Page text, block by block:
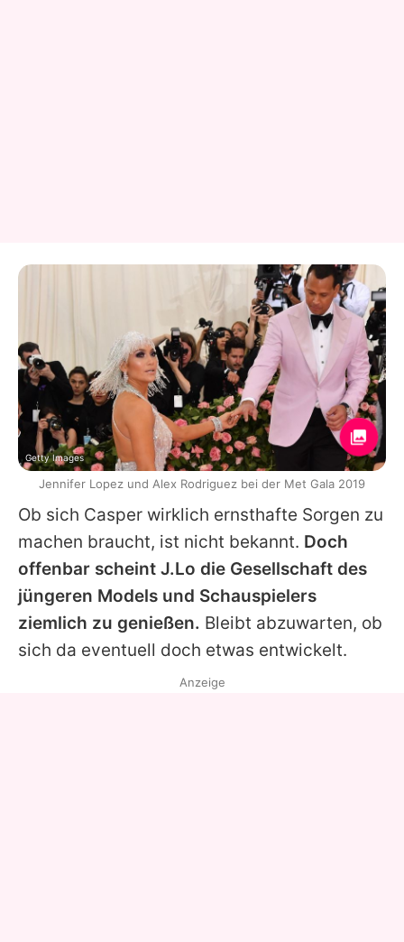
Ob sich Casper wirklich ernsthafte Sorgen zu
machen braucht, ist nicht bekannt. Doch
offenbar scheint J.Lo die Gesellschaft des
jüngeren Models und Schauspielers
ziemlich zu genießen. Bleibt abzuwarten, ob
sich da eventuell doch etwas entwickelt.
Getty Images
Jennifer Lopez und Alex Rodriguez bei der Met Gala 2019
Anzeige